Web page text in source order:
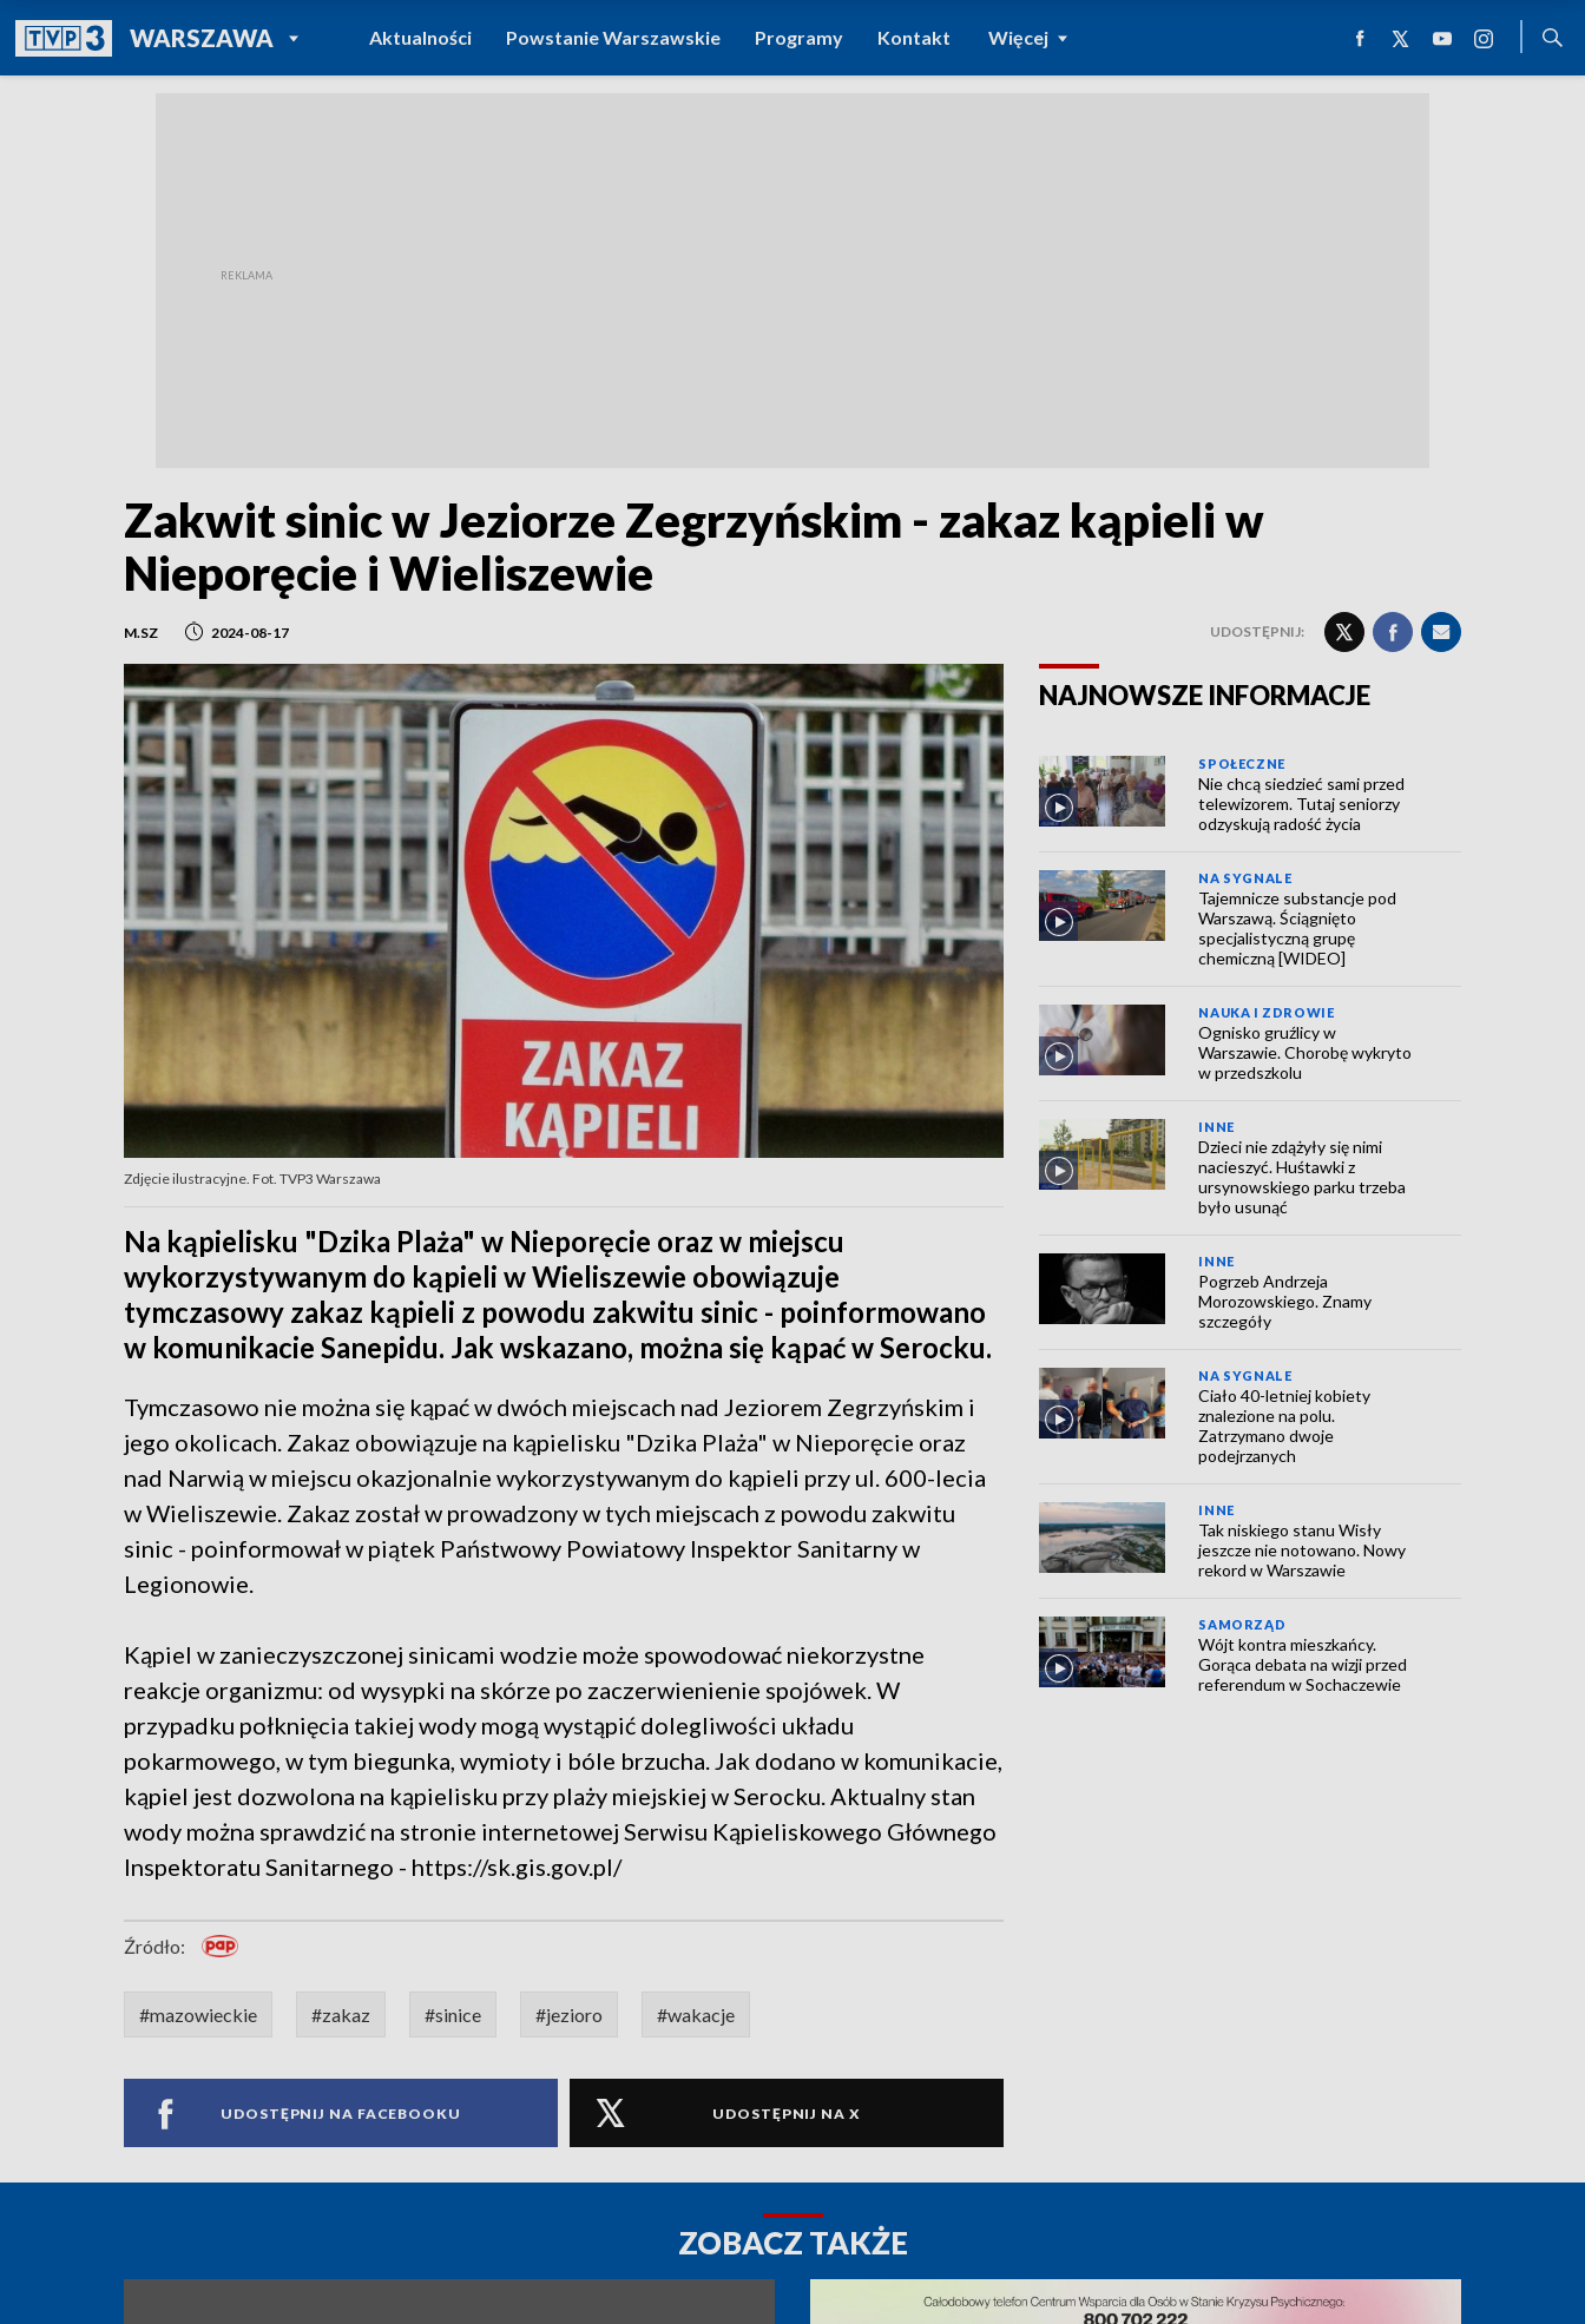
WARSZAWAPOWRÓT DO
TVP REGIONY
Aktualności Powstanie Warszawskie Programy Kontakt Więcej
Zakwit sinic w Jeziorze Zegrzyńskim - zakaz kąpieli w
Nieporęcie i Wieliszewie
M.SZ 2024-08-17 UDOSTĘPNIJ:
Zdjęcie ilustracyjne. Fot. TVP3 Warszawa
Na kąpielisku "Dzika Plaża" w Nieporęcie oraz w miejscu
wykorzystywanym do kąpieli w Wieliszewie obowiązuje
tymczasowy zakaz kąpieli z powodu zakwitu sinic - poinformowano
w komunikacie Sanepidu. Jak wskazano, można się kąpać w Serocku.
Tymczasowo nie można się kąpać w dwóch miejscach nad Jeziorem Zegrzyńskim i
jego okolicach. Zakaz obowiązuje na kąpielisku "Dzika Plaża" w Nieporęcie oraz
nad Narwią w miejscu okazjonalnie wykorzystywanym do kąpieli przy ul. 600-lecia
w Wieliszewie. Zakaz został w prowadzony w tych miejscach z powodu zakwitu
sinic - poinformował w piątek Państwowy Powiatowy Inspektor Sanitarny w
Legionowie.
Kąpiel w zanieczyszczonej sinicami wodzie może spowodować niekorzystne
reakcje organizmu: od wysypki na skórze po zaczerwienienie spojówek. W
przypadku połknięcia takiej wody mogą wystąpić dolegliwości układu
pokarmowego, w tym biegunka, wymioty i bóle brzucha. Jak dodano w komunikacie,
kąpiel jest dozwolona na kąpielisku przy plaży miejskiej w Serocku. Aktualny stan
wody można sprawdzić na stronie internetowej Serwisu Kąpieliskowego Głównego
Inspektoratu Sanitarnego - https://sk.gis.gov.pl/
Źródło:
#mazowieckie #zakaz #sinice #jezioro #wakacje
UDOSTĘPNIJ NA FACEBOOKU UDOSTĘPNIJ NA X
NAJNOWSZE INFORMACJE
SPOŁECZNE
Nie chcą siedzieć sami przed
telewizorem. Tutaj seniorzy
odzyskują radość życia
NA SYGNALE
Tajemnicze substancje pod
Warszawą. Ściągnięto
specjalistyczną grupę
chemiczną [WIDEO]
NAUKA I ZDROWIE
Ognisko gruźlicy w
Warszawie. Chorobę wykryto
w przedszkolu
INNE
Dzieci nie zdążyły się nimi
nacieszyć. Huśtawki z
ursynowskiego parku trzeba
było usunąć
INNE
Pogrzeb Andrzeja
Morozowskiego. Znamy
szczegóły
NA SYGNALE
Ciało 40-letniej kobiety
znalezione na polu.
Zatrzymano dwoje
podejrzanych
INNE
Tak niskiego stanu Wisły
jeszcze nie notowano. Nowy
rekord w Warszawie
SAMORZĄD
Wójt kontra mieszkańcy.
Gorąca debata na wizji przed
referendum w Sochaczewie
ZOBACZ TAKŻE